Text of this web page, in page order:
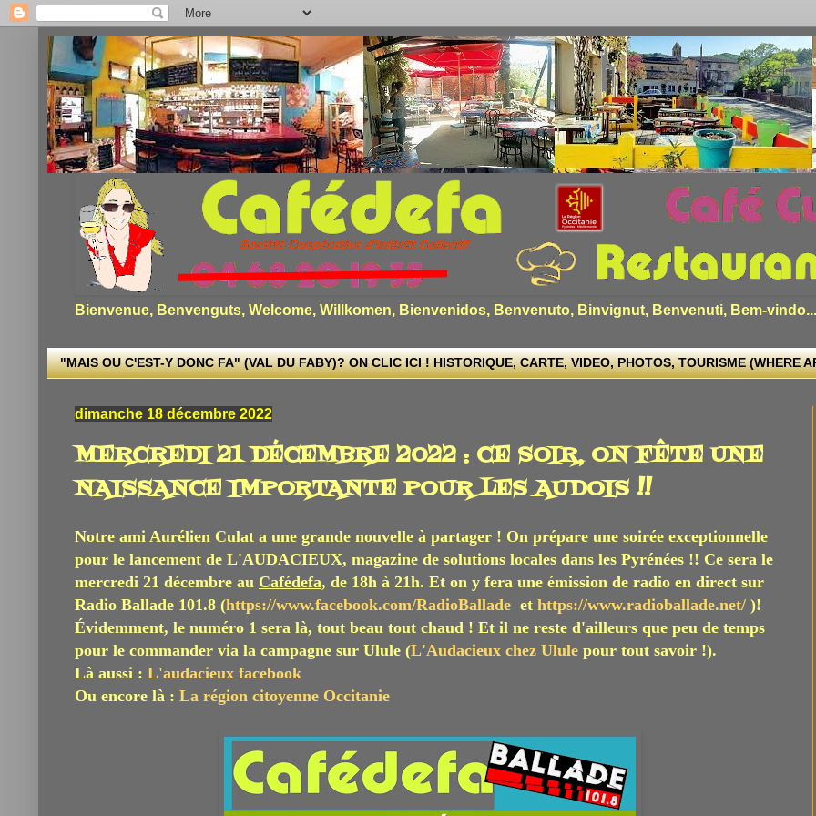
Bienvenue, Benvenguts, Welcome, Willkomen, Bienvenidos, Benvenuto, Binvignut, Benvenuti, Bem-vindo...
"MAIS OU C'EST-Y DONC FA" (VAL DU FABY)? ON CLIC ICI ! HISTORIQUE, CARTE, VIDEO, PHOTOS, TOURISME (WHERE
dimanche 18 décembre 2022
MERCREDI 21 DÉCEMBRE 2022 : CE SOIR, ON FÊTE UNE
NAISSANCE IMPORTANTE POUR LES AUDOIS !!
Notre ami Aurélien Culat a une grande nouvelle à partager ! On prépare une soirée exceptionnelle
pour le lancement de L'AUDACIEUX, magazine de solutions locales dans les Pyrénées !! Ce sera le
mercredi 21 décembre au Cafédefa, de 18h à 21h. Et on y fera une émission de radio en direct sur
Radio Ballade 101.8 (https://www.facebook.com/RadioBallade et https://www.radioballade.net/ )!
Évidemment, le numéro 1 sera là, tout beau tout chaud ! Et il ne reste d'ailleurs que peu de temps
pour le commander via la campagne sur Ulule (L'Audacieux chez Ulule pour tout savoir !).
Là aussi : L'audacieux facebook
Ou encore là : La région citoyenne Occitanie